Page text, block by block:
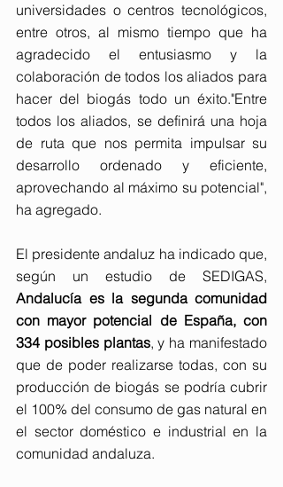
universidades o centros tecnológicos,
entre otros, al mismo tiempo que ha
agradecido el entusiasmo y la
colaboración de todos los aliados para
hacer del biogás todo un éxito."Entre
todos los aliados, se definirá una hoja
de ruta que nos permita impulsar su
desarrollo ordenado y eficiente,
aprovechando al máximo su potencial",
ha agregado.
El presidente andaluz ha indicado que,
Andalucía es la segunda comunidad
con mayor potencial de España, con
334 posibles plantas, y ha manifestado
que de poder realizarse todas, con su
producción de biogás se podría cubrir
el 100% del consumo de gas natural en
el sector doméstico e industrial en la
comunidad andaluza.